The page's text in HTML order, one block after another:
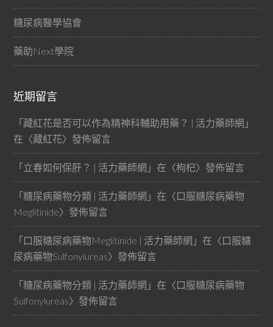
糖尿病醫學協會
藥助Next學院
近期留言
「藏紅花是否可以作為精神科輔助用藥？ | 活力藥師網 」
在〈藏紅花〉發佈留言
「立春如何保肝？ | 活力藥師網 」在〈枸杞〉發佈留言
「糖尿病藥物分類 | 活力藥師網 」在〈口服糖尿病藥物
Meglitinide〉發佈留言
「口服糖尿病藥物Meglitinide | 活力藥師網 」在〈口服糖
尿病藥物Sulfonylureas〉發佈留言
「糖尿病藥物分類 | 活力藥師網 」在〈口服糖尿病藥物
Sulfonylureas〉發佈留言